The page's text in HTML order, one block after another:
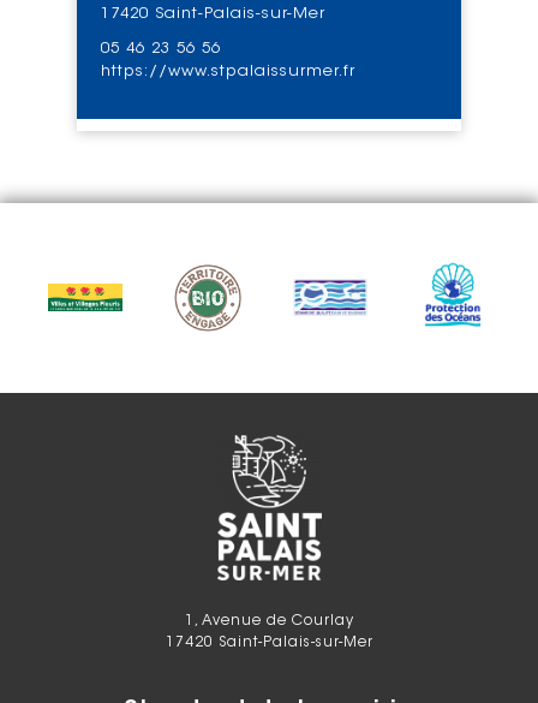
17420 Saint-Palais-sur-Mer
05 46 23 56 56
https://www.stpalaissurmer.fr
1, Avenue de Courlay
17420 Saint-Palais-sur-Mer